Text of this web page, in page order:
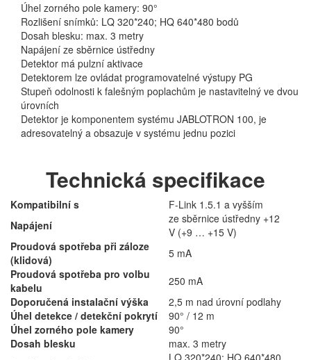
Úhel zorného pole kamery: 90°
Rozlišení snímků: LQ 320*240; HQ 640*480 bodů
Dosah blesku: max. 3 metry
Napájení ze sběrnice ústředny
Detektor má pulzní aktivace
Detektorem lze ovládat programovatelné výstupy PG
Stupeň odolnosti k falešným poplachům je nastavitelný ve dvou
úrovních
Detektor je komponentem systému JABLOTRON 100, je
adresovatelný a obsazuje v systému jednu pozici
Technická specifikace
Kompatibilní s
F-Link 1.5.1 a vyšším
Napájení
ze sběrnice ústředny +12
V (+9 … +15 V)
Proudová spotřeba při záloze
(klidová)
5 mA
Proudová spotřeba pro volbu
kabelu
250 mA
Doporučená instalační výška
2,5 m nad úrovní podlahy
Úhel detekce / detekční pokrytí
90° / 12 m
Úhel zorného pole kamery
90°
Dosah blesku
max. 3 metry
LQ 320*240; HQ 640*480